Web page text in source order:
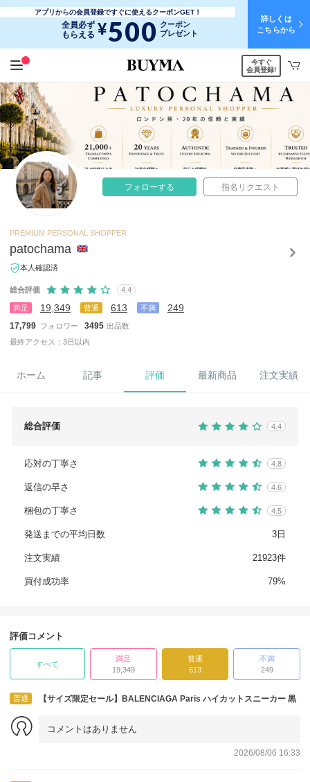
アプリからの会員登録ですぐに使えるクーポンGET！
全員必ず
もらえる ¥500 クーポン
プレゼント
詳しくは
こちらから
今すぐ
会員登録!
フォローする 指名リクエスト
PREMIUM PERSONAL SHOPPER
patochama
本人確認済
総合評価 4.4
満足 19,349 普通 613 不満 249
17,799 フォロワー 3495 出品数
最終アクセス：3日以内
ホーム 記事 評価 最新商品 注文実績
総合評価 4.4
応対の丁寧さ 4.8
返信の早さ 4.6
梱包の丁寧さ 4.5
発送までの平均日数 3日
注文実績 21923件
買付成功率 79%
評価コメント
すべて
満足
19,349
普通
613
不満
249
普通 【サイズ限定セール】BALENCIAGA Paris ハイカットスニーカー 黒
コメントはありません
2026/08/06 16:33